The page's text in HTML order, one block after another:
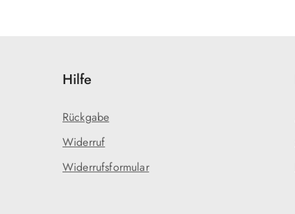
Hilfe
Rückgabe
Widerruf
Widerrufsformular